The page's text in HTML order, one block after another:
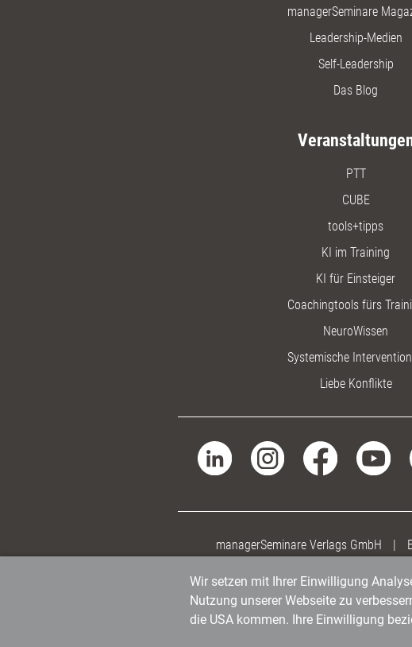
managerSeminare
Leadership-Medien
Self-Leadership
Das Blog
PTT
CUBE
tools+tipps
KI im Training
KI für Einsteiger
Coachingtools fürs
NeuroWissen
Systemische
Liebe Konflikte
managerSeminare Verlags GmbH |
Wir setzen mit Ihrer Einwilligung
Nutzung unserer Webseite zu
die USA kommen. Ihre Einwilligung